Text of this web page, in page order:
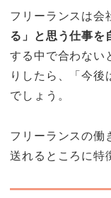
フリーランスは会
る」と思う仕事を
する中で合わない
りしたら、「今後
でしょう。
フリーランスの働
送れるところに特